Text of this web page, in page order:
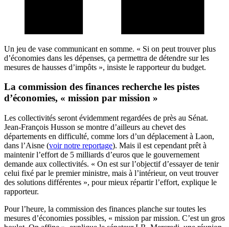
Un jeu de vase communicant en somme. « Si on peut trouver plus
d’économies dans les dépenses, ça permettra de détendre sur les
mesures de hausses d’impôts », insiste le rapporteur du budget.
La commission des finances recherche les pistes
d’économies, « mission par mission »
Les collectivités seront évidemment regardées de près au Sénat.
Jean-François Husson se montre d’ailleurs au chevet des
départements en difficulté, comme lors d’un déplacement à Laon,
dans l’Aisne (voir notre reportage). Mais il est cependant prêt à
maintenir l’effort de 5 milliards d’euros que le gouvernement
demande aux collectivités. « On est sur l’objectif d’essayer de tenir
celui fixé par le premier ministre, mais à l’intérieur, on veut trouver
des solutions différentes », pour mieux répartir l’effort, explique le
rapporteur.
Pour l’heure, la commission des finances planche sur toutes les
mesures d’économies possibles, « mission par mission. C’est un gros